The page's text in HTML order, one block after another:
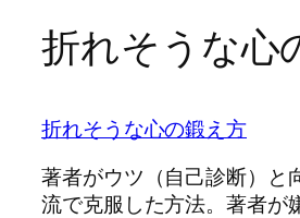
折れそうな心
折れそうな心の鍛え方
著者がウツ（自己診断）と
流で克服した方法。著者が